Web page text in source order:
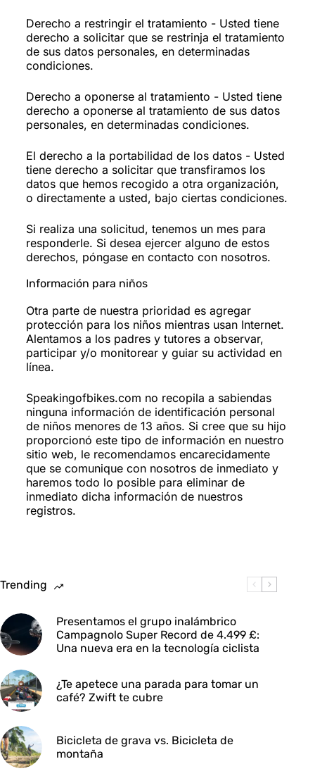
Derecho a restringir el tratamiento - Usted tiene
derecho a solicitar que se restrinja el tratamiento
de sus datos personales, en determinadas
condiciones.
Derecho a oponerse al tratamiento - Usted tiene
derecho a oponerse al tratamiento de sus datos
personales, en determinadas condiciones.
El derecho a la portabilidad de los datos - Usted
tiene derecho a solicitar que transfiramos los
datos que hemos recogido a otra organización,
o directamente a usted, bajo ciertas condiciones.
Si realiza una solicitud, tenemos un mes para
responderle. Si desea ejercer alguno de estos
derechos, póngase en contacto con nosotros.
Información para niños
Otra parte de nuestra prioridad es agregar
protección para los niños mientras usan Internet.
Alentamos a los padres y tutores a observar,
participar y/o monitorear y guiar su actividad en
línea.
Speakingofbikes.com no recopila a sabiendas
ninguna información de identificación personal
de niños menores de 13 años. Si cree que su hijo
proporcionó este tipo de información en nuestro
sitio web, le recomendamos encarecidamente
que se comunique con nosotros de inmediato y
haremos todo lo posible para eliminar de
inmediato dicha información de nuestros
registros.
Trending
Presentamos el grupo inalámbrico
Campagnolo Super Record de 4.499 £:
Una nueva era en la tecnología ciclista
¿Te apetece una parada para tomar un
café? Zwift te cubre
Bicicleta de grava vs. Bicicleta de
montaña